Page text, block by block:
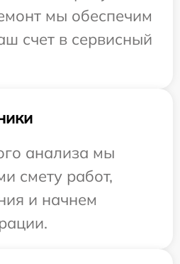
мы обеспечим
счет в сервисный
анализа мы
смету работ,
и начнем